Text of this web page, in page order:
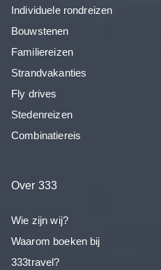
Individuele rondreizen
Bouwstenen
Familiereizen
Strandvakanties
Fly drives
Stedenreizen
Combinatiereis
Over 333
Wie zijn wij?
Waarom boeken bij
333travel?